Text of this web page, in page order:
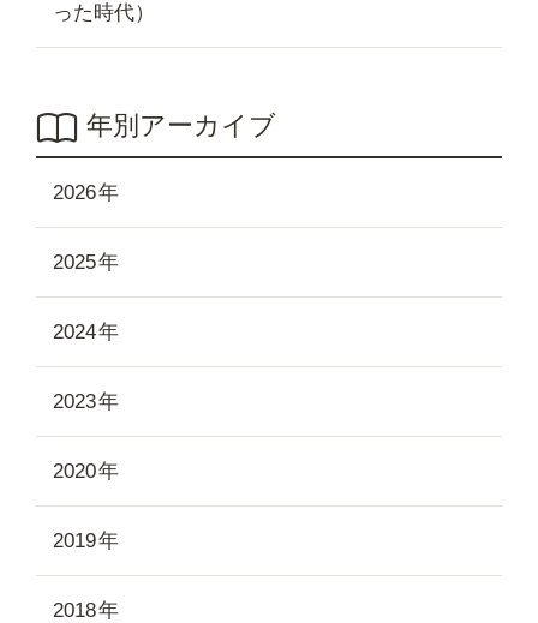
った時代）
年別アーカイブ
2026
2025
2024
2023
2020
2019
2018